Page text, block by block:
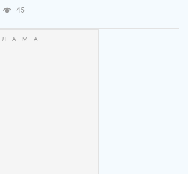
45